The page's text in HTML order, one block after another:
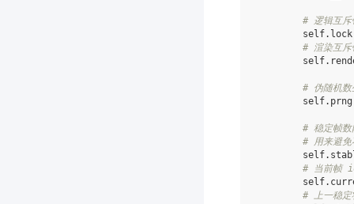
# 逻辑互斥
self. lock
# 渲染互斥
self.
# 伪随机数
self. prng
# 稳定帧数
# 用来避免
self.
# 当前帧
self.
# 上一稳